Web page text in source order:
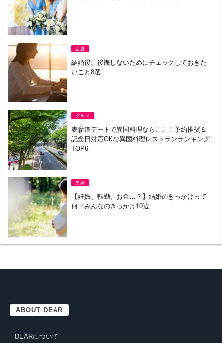
恋愛
結婚後、後悔しないためにチェックしておきた
いこと8選
グルメ
表参道デートで異国料理ならここ！予約推奨＆
記念日対応OKな異国料理レストランランキング
TOP6
夫婦
【妊娠、転勤、お金…？】結婚のきっかけって
何？みんなのきっかけ10選
ABOUT DEAR
DEARについて